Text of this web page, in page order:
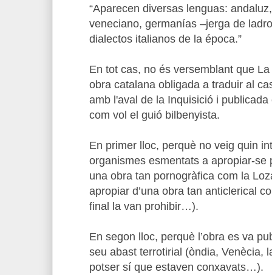
“Aparecen diversas lenguas:
veneciano, germanías –jerga de
dialectos italianos de la época.”
En tot cas, no és versemblant que
obra catalana obligada a traduir al
amb l'aval de la Inquisició i publicada
com vol el guió bilbenyista.
En primer lloc, perquè no veig quin
organismes esmentats a apropiar-se
una obra tan pornogràfica com la
apropiar d’una obra tan anticlerical
final la van prohibir…).
En segon lloc, perquè l’obra es va
seu abast terrotirial (òndia, Venècia,
potser sí que estaven conxavats…).